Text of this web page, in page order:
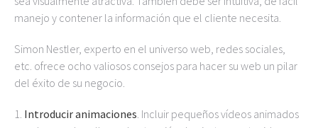
manejo y contener la información que el cliente necesita.
Simon Nestler, experto en el universo web, redes sociales,
etc. ofrece ocho valiosos consejos para hacer su web un pilar
del éxito de su negocio.
1. Introducir animaciones. Incluir pequeños vídeos animados